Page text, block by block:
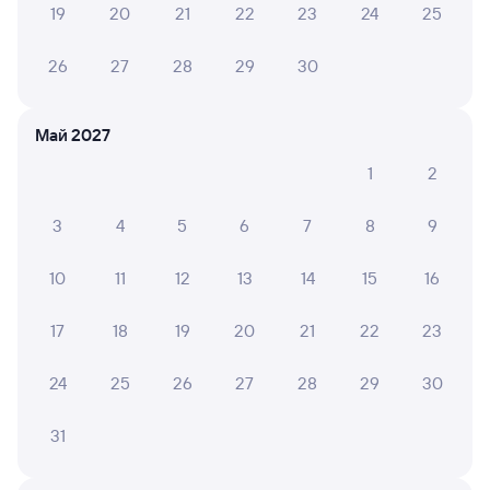
6 причин купить ж/д билеты
Онлайн-покупка за 4 минуты
10
29 июля 2026 • Поезд 376Я
Отличная поездка, персонал очень приветливый.
19 20 21 22 23 24 25
26 27 28 29 30
Май 2027
1
2
3 4 5 6 7 8 9
10 11 12 13 14 15 16
17 18 19 20 21 22 23
24 25 26 27 28 29 30
31